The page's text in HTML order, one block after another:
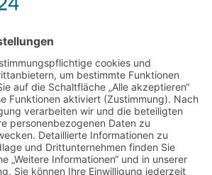
12
19 20
26 27 28 29 30